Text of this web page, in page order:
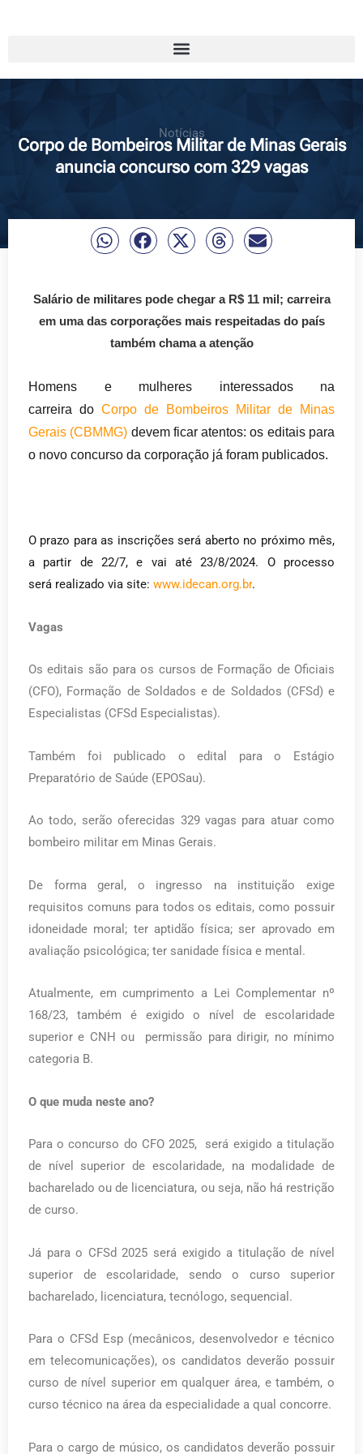
Notícias
Corpo de Bombeiros Militar de Minas Gerais
anuncia concurso com 329 vagas
Salário de militares pode chegar a R$ 11 mil; carreira
em uma das corporações mais respeitadas do país
também chama a atenção
Homens e mulheres interessados na
carreira do Corpo de Bombeiros Militar de Minas
Gerais (CBMMG) devem ficar atentos: os editais para
o novo concurso da corporação já foram publicados.
O prazo para as inscrições será aberto no próximo mês,
a partir de 22/7, e vai até 23/8/2024. O processo
será realizado via site: www.idecan.org.br.
Vagas
Os editais são para os cursos de Formação de Oficiais
(CFO), Formação de Soldados e de Soldados (CFSd) e
Especialistas (CFSd Especialistas).
Também foi publicado o edital para o Estágio
Preparatório de Saúde (EPOSau).
Ao todo, serão oferecidas 329 vagas para atuar como
bombeiro militar em Minas Gerais.
De forma geral, o ingresso na instituição exige
requisitos comuns para todos os editais, como possuir
idoneidade moral; ter aptidão física; ser aprovado em
avaliação psicológica; ter sanidade física e mental.
Atualmente, em cumprimento a Lei Complementar nº
168/23, também é exigido o nível de escolaridade
superior e CNH ou permissão para dirigir, no mínimo
categoria B.
O que muda neste ano?
Para o concurso do CFO 2025, será exigido a titulação
de nível superior de escolaridade, na modalidade de
bacharelado ou de licenciatura, ou seja, não há restrição
de curso.
Já para o CFSd 2025 será exigido a titulação de nível
superior de escolaridade, sendo o curso superior
bacharelado, licenciatura, tecnólogo, sequencial.
Para o CFSd Esp (mecânicos, desenvolvedor e técnico
em telecomunicações), os candidatos deverão possuir
curso de nível superior em qualquer área, e também, o
curso técnico na área da especialidade a qual concorre.
Para o cargo de músico, os candidatos deverão possuir